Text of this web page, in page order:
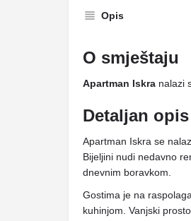
Opis
O smještaju
Apartman Iskra nalazi
Detaljan opis
Apartman Iskra se
Bijeljini nudi nedavno
dnevnim boravkom.
Gostima je na
kuhinjom. Vanjski